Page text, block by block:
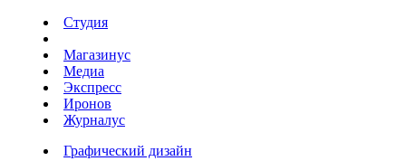
Студия
Магазинус
Медиа
Экспресс
Иронов
Журналус
Графический дизайн